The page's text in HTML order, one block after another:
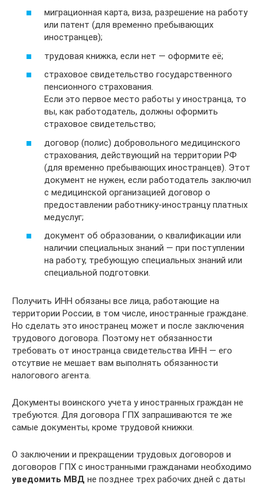
миграционная карта, виза, разрешение на работу
или патент (для временно пребывающих
иностранцев);
трудовая книжка, если нет — оформите её;
страховое свидетельство государственного
пенсионного страхования.
Если это первое место работы у иностранца, то
вы, как работодатель, должны оформить
страховое свидетельство;
договор (полис) добровольного медицинского
страхования, действующий на территории РФ
(для временно пребывающих иностранцев). Этот
документ не нужен, если работодатель заключил
с медицинской организацией договор о
предоставлении работнику-иностранцу платных
медуслуг;
документ об образовании, о квалификации или
наличии специальных знаний — при поступлении
на работу, требующую специальных знаний или
специальной подготовки.
Получить ИНН обязаны все лица, работающие на
территории России, в том числе, иностранные граждане.
Но сделать это иностранец может и после заключения
трудового договора. Поэтому нет обязанности
требовать от иностранца свидетельства ИНН — его
отсутвие не мешает вам выполнять обязанности
налогового агента.
Документы воинского учета у иностранных граждан не
требуются. Для договора ГПХ запрашиваются те же
самые документы, кроме трудовой книжки.
О заключении и прекращении трудовых договоров и
договоров ГПХ с иностранными гражданами необходимо
уведомить МВД не позднее трех рабочих дней с даты